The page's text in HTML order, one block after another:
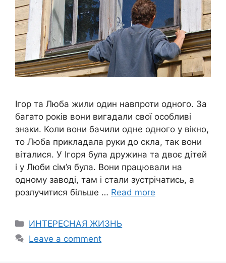
Ігор та Люба жили один навпроти одного. За
багато років вони вигадали свої особливі
знаки. Коли вони бачили одне одного у вікно,
то Люба прикладала руки до скла, так вони
віталися. У Ігоря була дружина та двоє дітей
і у Люби сім’я була. Вони працювали на
одному заводі, там і стали зустрічатись, а
розлучитися більше … Read more
Categories
ИНТЕРЕСНАЯ ЖИЗНЬ
Leave a comment